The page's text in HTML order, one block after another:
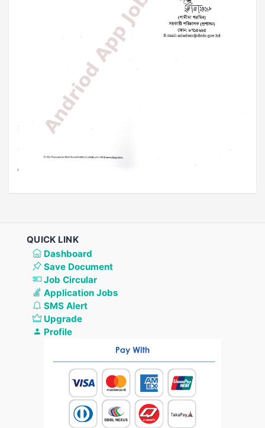
QUICK LINK
Dashboard
Save Document
Job Circular
Application Jobs
SMS Alert
Upgrade
Profile